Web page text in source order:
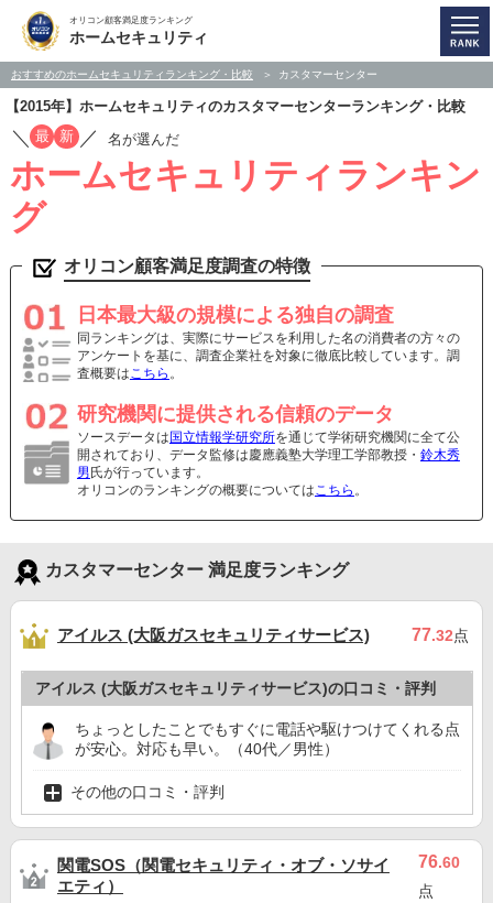
オリコン顧客満足度ランキング
ホームセキュリティ
おすすめのホームセキュリティランキング・比較 カスタマーセンター
【2015年】ホームセキュリティのカスタマーセンターランキング・比較
／ 最 新 ／ 名が選んだ
ホームセキュリティランキン
グ
オリコン顧客満足度調査の特徴
日本最大級の規模による独自の調査
同ランキングは、実際にサービスを利用した名の消費者の方々の
アンケートを基に、調査企業社を対象に徹底比較しています。調
査概要はこちら 。
研究機関に提供される信頼のデータ
ソースデータは 国立情報学研究所を通じて学術研究機関に全て公
開されており、データ監修は慶應義塾大学理工学部教授・ 鈴木秀
男 氏が行っています。
オリコンのランキングの概要についてはこちら 。
カスタマーセンター 満足度ランキング
アイルス (大阪ガスセキュリティサービス) 77.32点
アイルス (大阪ガスセキュリティサービス)の口コミ・評判
ちょっとしたことでもすぐに電話や駆けつけてくれる点
が安心。対応も早い。（40代／男性）
その他の口コミ・評判
関電SOS（関電セキュリティ・オブ・ソサイ
エティ）
76.60
点